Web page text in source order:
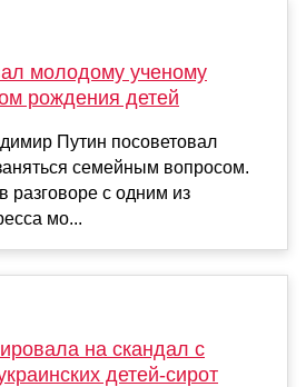
молодому ученому
рождения детей
Путин посоветовал
семейным вопросом.
разговоре с одним из
мо...
на скандал с
детей-сирот